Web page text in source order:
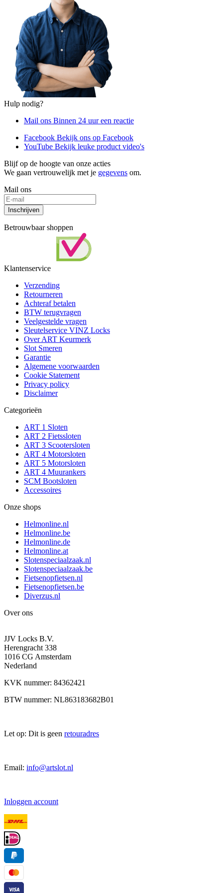
Hulp nodig?
Mail ons Binnen 24 uur een reactie
Facebook Bekijk ons op Facebook
YouTube Bekijk leuke product video's
Blijf op de hoogte van onze acties
We gaan vertrouwelijk met je gegevens om.
Mail ons
Inschrijven
Betrouwbaar shoppen
Klantenservice
Verzending
Retourneren
Achteraf betalen
BTW terugvragen
Veelgestelde vragen
Sleutelservice VINZ Locks
Over ART Keurmerk
Slot Smeren
Garantie
Algemene voorwaarden
Cookie Statement
Privacy policy
Disclaimer
Categorieën
ART 1 Sloten
ART 2 Fietssloten
ART 3 Scootersloten
ART 4 Motorsloten
ART 5 Motorsloten
ART 4 Muurankers
SCM Bootsloten
Accessoires
Onze shops
Helmonline.nl
Helmonline.be
Helmonline.de
Helmonline.at
Slotenspeciaalzaak.nl
Slotenspeciaalzaak.be
Fietsenopfietsen.nl
Fietsenopfietsen.be
Diverzus.nl
Over ons
JJV Locks B.V.
Herengracht 338
1016 CG Amsterdam
Nederland
KVK nummer: 84362421
BTW nummer: NL863183682B01
Let op: Dit is geen retouradres
Email: info@artslot.nl
Inloggen account